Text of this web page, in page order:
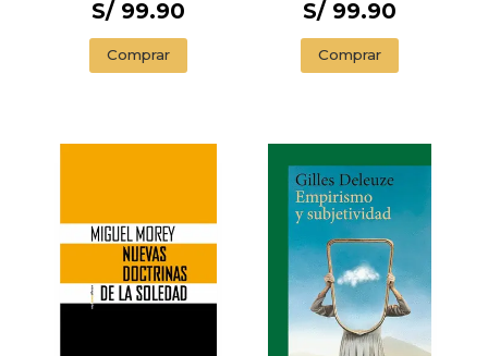
S/ 99.90
Comprar
S/ 99.90
Comprar